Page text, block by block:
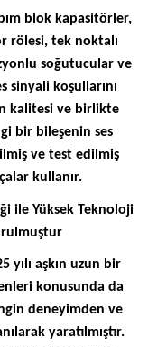
blok kapasitörler,
rölesi, tek noktalı
soğutucular ve
sinyali koşullarını
kalitesi ve birlikte
bir bileşenin ses
ve test edilmiş
kullanır.
ile Yüksek Teknoloji
yılı aşkın uzun bir
konusunda da
deneyimden ve
yaratılmıştır.